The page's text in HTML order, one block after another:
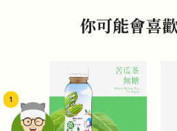
1
你可能會喜